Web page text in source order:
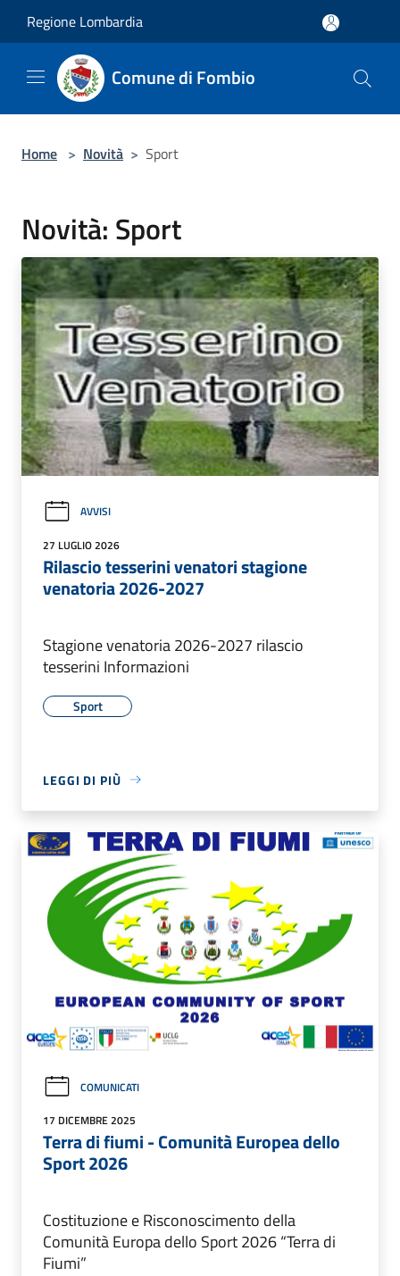
Regione Lombardia
Comune di Fombio
Home > Novità > Sport
Novità: Sport
AVVISI
27 LUGLIO 2026
Rilascio tesserini venatori stagione
venatoria 2026-2027
Stagione venatoria 2026-2027 rilascio
tesserini Informazioni
Sport
LEGGI DI PIÙ
COMUNICATI
17 DICEMBRE 2025
Terra di fiumi - Comunità Europea dello
Sport 2026
Costituzione e Risconoscimento della
Comunità Europa dello Sport 2026 “Terra di
Fiumi”